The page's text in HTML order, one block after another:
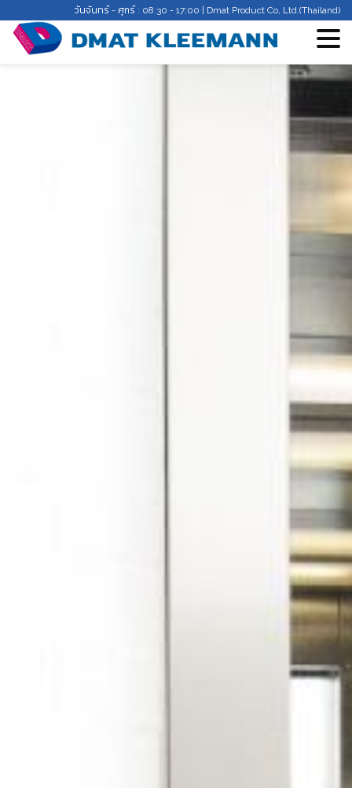
วันจันทร์ - ศุกร์ : 08:30 - 17:00 | Dmat Product Co, Ltd.(Thailand)